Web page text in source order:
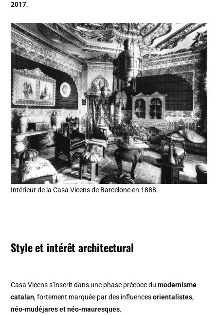
2017.
Intérieur de la Casa Vicens de Barcelone en 1888.
Style et intérêt architectural
Casa Vicens s’inscrit dans une phase précoce dumodernisme
catalan, fortement marquée par des influencesorientalistes,
néo-mudéjares et néo-mauresques.